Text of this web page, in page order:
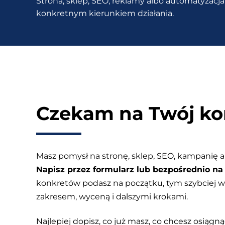
AI
grafik
konkretnym kierunkiem działania.
Czekam na Twój
Masz pomysł na stronę, sklep, SEO, kampanię
Napisz przez formularz lub bezpośrednio
konkretów podasz na początku, tym szybciej
zakresem, wyceną i dalszymi krokami.
Najlepiej dopisz, co już masz, co chcesz